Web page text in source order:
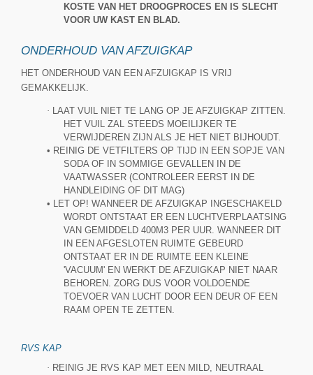
KOSTE VAN HET DROOGPROCES EN IS SLECHT
VOOR UW KAST EN BLAD.
ONDERHOUD VAN AFZUIGKAP
HET ONDERHOUD VAN EEN AFZUIGKAP IS VRIJ
GEMAKKELIJK.
· LAAT VUIL NIET TE LANG OP JE AFZUIGKAP ZITTEN.
HET VUIL ZAL STEEDS MOEILIJKER TE
VERWIJDEREN ZIJN ALS JE HET NIET BIJHOUDT.
• REINIG DE VETFILTERS OP TIJD IN EEN SOPJE VAN
SODA OF IN SOMMIGE GEVALLEN IN DE
VAATWASSER (CONTROLEER EERST IN DE
HANDLEIDING OF DIT MAG)
• LET OP! WANNEER DE AFZUIGKAP INGESCHAKELD
WORDT ONTSTAAT ER EEN LUCHTVERPLAATSING
VAN GEMIDDELD 400M3 PER UUR. WANNEER DIT
IN EEN AFGESLOTEN RUIMTE GEBEURD
ONTSTAAT ER IN DE RUIMTE EEN KLEINE
'VACUUM' EN WERKT DE AFZUIGKAP NIET NAAR
BEHOREN. ZORG DUS VOOR VOLDOENDE
TOEVOER VAN LUCHT DOOR EEN DEUR OF EEN
RAAM OPEN TE ZETTEN.
RVS KAP
· REINIG JE RVS KAP MET EEN MILD, NEUTRAAL